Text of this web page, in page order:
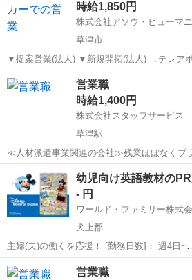
ラクション、定期訪問フォロー、メー...
時給1,850円
株式会社アソウ・ヒューマ
草津市
▼提案営業(法人) ▼新規開拓(法人) →テレア
日報・見積 など ※社用車の運転アリ 【職場の雰囲気】 5名程(う
ち派遣3名)の部署に配属！弊社派遣スタッフ
滋賀 営業
営業職
時給1,400円
株式会社スタッフサービス
草津駅
≪人材派遣事業関連の会社≫残業ほぼなくプ
社ビル勤務です！ 【お仕事の内容】個人目標達成に向けて営業活
動および報告・実績管理、リストに基づいた
ポ、新築・リフォーム物件へのガス商...
草津市 草津駅 営業
幼児向け英語教材の
- 円
ワールド・ファミリー株式
犬上郡
主婦(夫)の働くを応援！ [勤務日数]： 週4日~
10:00~17:00/10:00~16:00/10:00~15:00/09:30~14:00 [勤務
駅]： 滋賀県犬上郡 ※勤務エリア選択可 ワー
滋賀 営業
営業職